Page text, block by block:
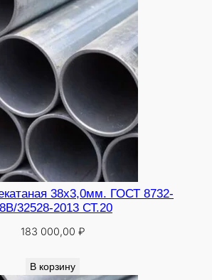
38х3,0мм. ГОСТ 8732-
32528-2013 СТ.20
183 000,00 ₽
В корзину